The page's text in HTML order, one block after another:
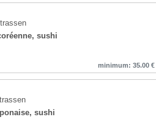
sushi
minimum: 35.00 €
sushi